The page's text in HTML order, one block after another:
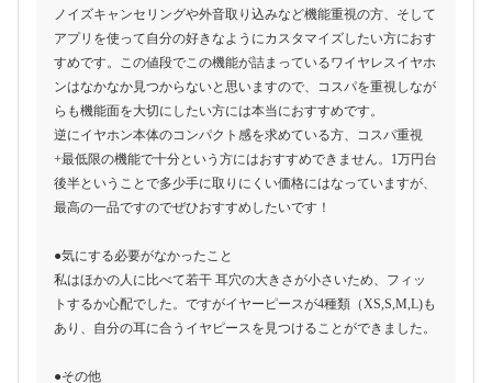
ノイズキャンセリングや外音取り込みなど機能重視の方、そして
アプリを使って自分の好きなようにカスタマイズしたい方におす
すめです。この値段でこの機能が詰まっているワイヤレスイヤホ
ンはなかなか見つからないと思いますので、コスパを重視しなが
らも機能面を大切にしたい方には本当におすすめです。
逆にイヤホン本体のコンパクト感を求めている方、コスパ重視
+最低限の機能で十分という方にはおすすめできません。1万円台
後半ということで多少手に取りにくい価格にはなっていますが、
最高の一品ですのでぜひおすすめしたいです！
●気にする必要がなかったこと
私はほかの人に比べて若干 耳穴の大きさが小さいため、フィッ
トするか心配でした。ですがイヤーピースが4種類（XS,S,M,L)も
あり、自分の耳に合うイヤピースを見つけることができました。
●その他